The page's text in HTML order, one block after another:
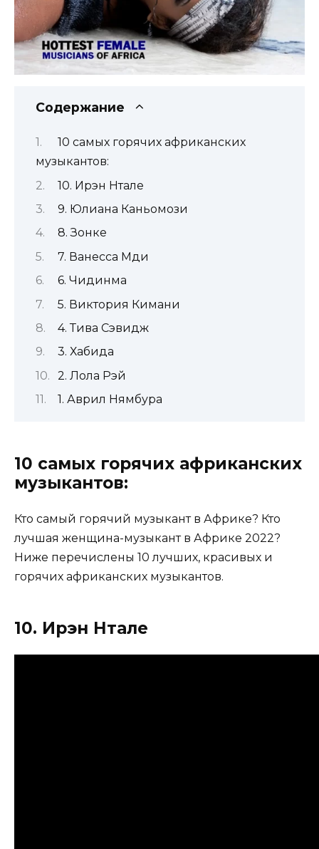
Содержание
10 самых горячих африканских
музыкантов:
10. Ирэн Нтале
9. Юлиана Каньомози
8. Зонке
7. Ванесса Мди
6. Чидинма
5. Виктория Кимани
4. Тива Сэвидж
3. Хабида
2. Лола Рэй
1. Аврил Нямбура
10 самых горячих африканских
музыкантов:
Кто самый горячий музыкант в Африке? Кто
лучшая женщина-музыкант в Африке 2022?
Ниже перечислены 10 лучших, красивых и
горячих африканских музыкантов.
10. Ирэн Нтале